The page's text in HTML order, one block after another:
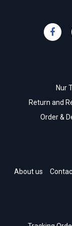
Nur
Return and
Order &
About us